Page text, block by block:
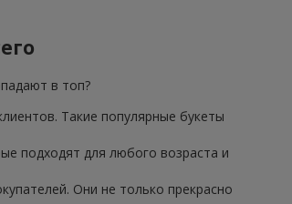
в топ?
Такие популярные букеты
подходят для любого возраста и
Они не только прекрасно